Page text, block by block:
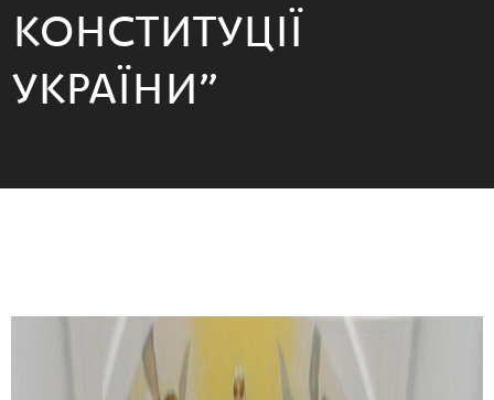
КОНСТИТУЦІЇ
УКРАЇНИ”